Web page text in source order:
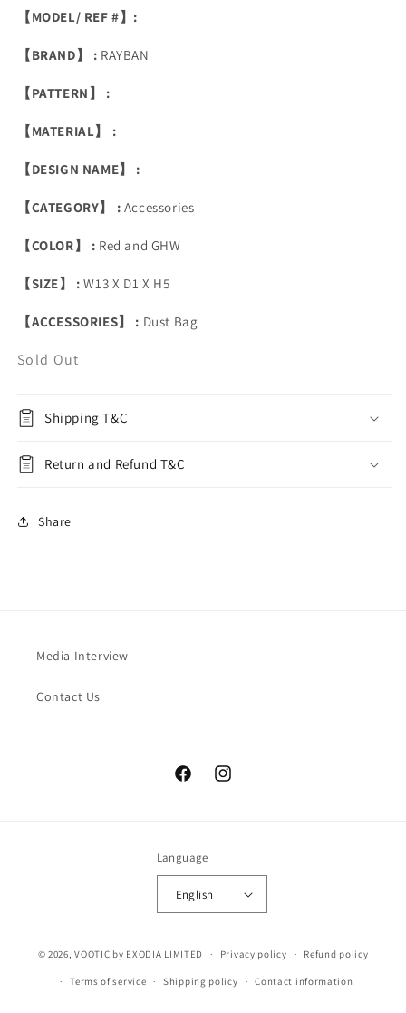
【MODEL/ REF #】:
【BRAND】 : RAYBAN
【PATTERN】 :
【MATERIAL】 :
【DESIGN NAME】 :
【CATEGORY】 : Accessories
【COLOR】 : Red and GHW
【SIZE】 :W13 X D1 X H5
【ACCESSORIES】 : Dust Bag
Sold Out
Shipping T&C
Return and Refund T&C
Share
Media Interview
Contact Us
FacebookInstagram
Language
English
© 2026,VOOTIC by EXODIA LIMITED Privacy policy Refund policy
Terms of service Shipping policy Contact information